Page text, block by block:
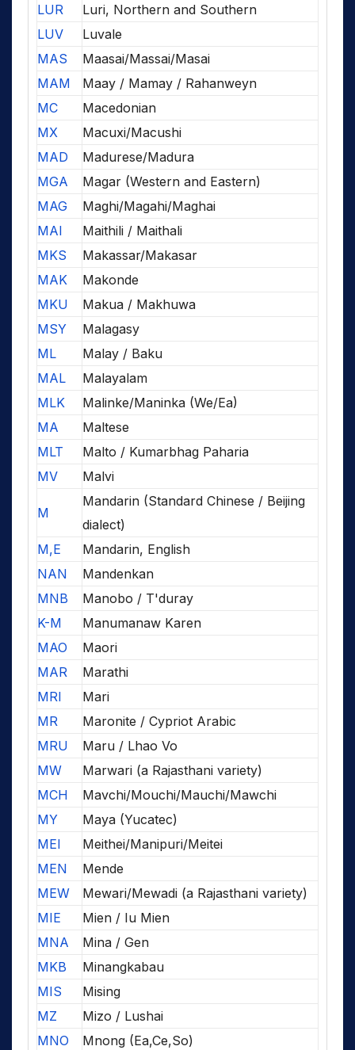
LUR
Luri, Northern and Southern
LUV
Luvale
MAS
Maasai/Massai/Masai
MAM
Maay / Mamay / Rahanweyn
MC
Macedonian
MX
Macuxi/Macushi
MAD
Madurese/Madura
MGA
Magar (Western and Eastern)
MAG
Maghi/Magahi/Maghai
MAI
Maithili / Maithali
MKS
Makassar/Makasar
MAK
Makonde
MKU
Makua / Makhuwa
MSY
Malagasy
ML
Malay / Baku
MAL
Malayalam
MLK
Malinke/Maninka (We/Ea)
MA
Maltese
MLT
Malto / Kumarbhag Paharia
MV
Malvi
M
Mandarin (Standard Chinese / Beijing
dialect)
M,E
Mandarin, English
NAN
Mandenkan
MNB
Manobo / T'duray
K-M
Manumanaw Karen
MAO
Maori
MAR
Marathi
MRI
Mari
MR
Maronite / Cypriot Arabic
MRU
Maru / Lhao Vo
MW
Marwari (a Rajasthani variety)
MCH
Mavchi/Mouchi/Mauchi/Mawchi
MY
Maya (Yucatec)
MEI
Meithei/Manipuri/Meitei
MEN
Mende
MEW
Mewari/Mewadi (a Rajasthani variety)
MIE
Mien / Iu Mien
MNA
Mina / Gen
MKB
Minangkabau
MIS
Mising
MZ
Mizo / Lushai
MNO
Mnong (Ea,Ce,So)